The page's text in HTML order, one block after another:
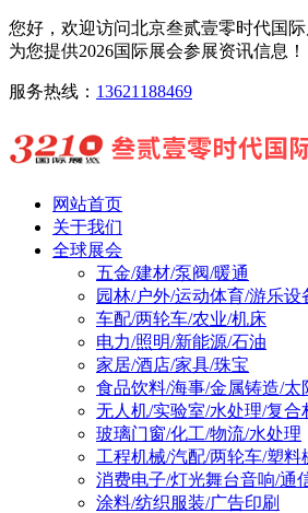
您好，欢迎访问北京叁贰壹零时代国
为您提供2026国际展会参展资讯信息！
服务热线： 13621188469
网站首页
关于我们
全球展会
五金/建材/泵阀/暖通
园林/户外/运动体育/游乐设
车配/两轮车/农业/机床
电力/照明/新能源/石油
家居/酒店/家具/珠宝
食品饮料/海事/金属铸造/太
无人机/实验室/水处理/复合
玻璃门窗/化工/物流/水处理
工程机械/汽配/两轮车/塑料
消费电子/灯光舞台音响/通
涂料/纺织服装/广告印刷